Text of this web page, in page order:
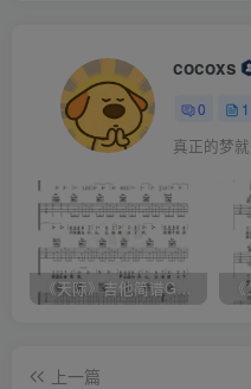
cocoxs
0
真正的梦
《天际》吉他简谱G调弹唱谱（姜玉阳）
上一篇